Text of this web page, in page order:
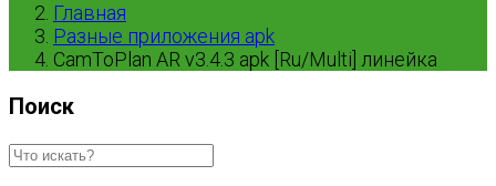
Главная
Разные приложения apk
CamToPlan AR v3.4.3 apk [Ru/Multi] линейка
Поиск